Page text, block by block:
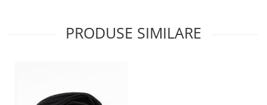
PRODUSE SIMILARE